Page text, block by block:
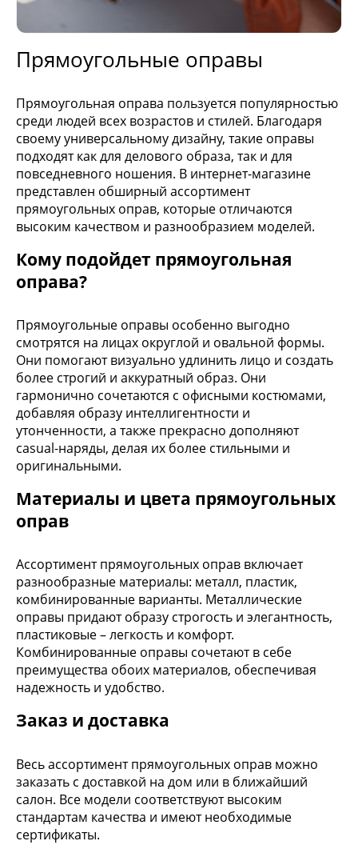
Прямоугольные оправы
Прямоугольная оправа пользуется популярностью
среди людей всех возрастов и стилей. Благодаря
своему универсальному дизайну, такие оправы
подходят как для делового образа, так и для
повседневного ношения. В интернет-магазине
представлен обширный ассортимент
прямоугольных оправ, которые отличаются
высоким качеством и разнообразием моделей.
Кому подойдет прямоугольная
оправа?
Прямоугольные оправы особенно выгодно
смотрятся на лицах округлой и овальной формы.
Они помогают визуально удлинить лицо и создать
более строгий и аккуратный образ. Они
гармонично сочетаются с офисными костюмами,
добавляя образу интеллигентности и
утонченности, а также прекрасно дополняют
casual-наряды, делая их более стильными и
оригинальными.
Материалы и цвета прямоугольных
оправ
Ассортимент прямоугольных оправ включает
разнообразные материалы: металл, пластик,
комбинированные варианты. Металлические
оправы придают образу строгость и элегантность,
пластиковые – легкость и комфорт.
Комбинированные оправы сочетают в себе
преимущества обоих материалов, обеспечивая
надежность и удобство.
Заказ и доставка
Весь ассортимент прямоугольных оправ можно
заказать с доставкой на дом или в ближайший
салон. Все модели соответствуют высоким
стандартам качества и имеют необходимые
сертификаты.